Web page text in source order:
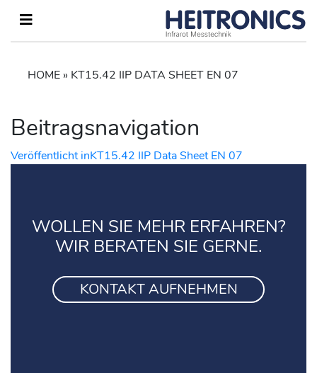
HOME » KT15.42 IIP DATA SHEET EN 07
Beitragsnavigation
Veröffentlicht inKT15.42 IIP Data Sheet EN 07
WOLLEN SIE MEHR ERFAHREN?
WIR BERATEN SIE GERNE.
KONTAKT AUFNEHMEN